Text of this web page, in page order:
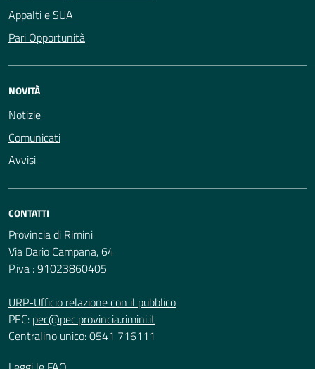
Appalti e SUA
Pari Opportunità
NOVITÀ
Notizie
Comunicati
Avvisi
CONTATTI
Provincia di Rimini
Via Dario Campana, 64
P.iva : 91023860405
URP-Ufficio relazione con il pubblico
PEC: pec@pec.provincia.rimini.it
Centralino unico: 0541 716111